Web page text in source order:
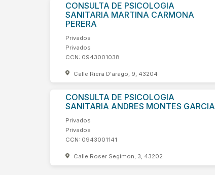
CONSULTA DE PSICOLOGIA
SANITARIA MARTINA CARMONA
PERERA
Privados
Privados
CCN: 0943001038
Calle Riera D'arago, 9, 43204
CONSULTA DE PSICOLOGIA
SANITARIA ANDRES MONTES GARCIA
Privados
Privados
CCN: 0943001141
Calle Roser Segimon, 3, 43202